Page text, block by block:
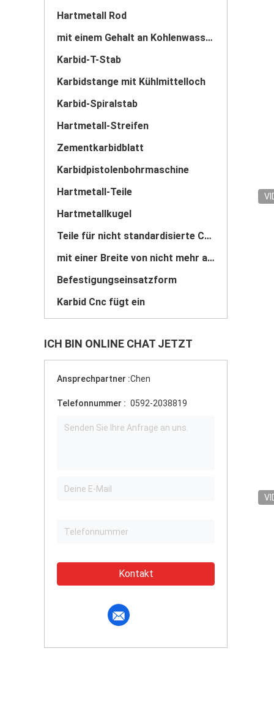
Hartmetall Rod
mit einem Gehalt an Kohlenwasserstoffen von mehr als 85 GHT
Karbid-T-Stab
Karbidstange mit Kühlmittelloch
Karbid-Spiralstab
Hartmetall-Streifen
Zementkarbidblatt
Karbidpistolenbohrmaschine
Hartmetall-Teile
Hartmetallkugel
Teile für nicht standardisierte Carbide
mit einer Breite von nicht mehr als 20 mm
Befestigungseinsatzform
Karbid Cnc fügt ein
ICH BIN ONLINE CHAT JETZT
Ansprechpartner :Chen
Telefonnummer : 0592-2038819
Kontakt